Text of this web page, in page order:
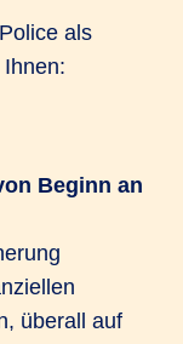
als
Beginn an
überall auf